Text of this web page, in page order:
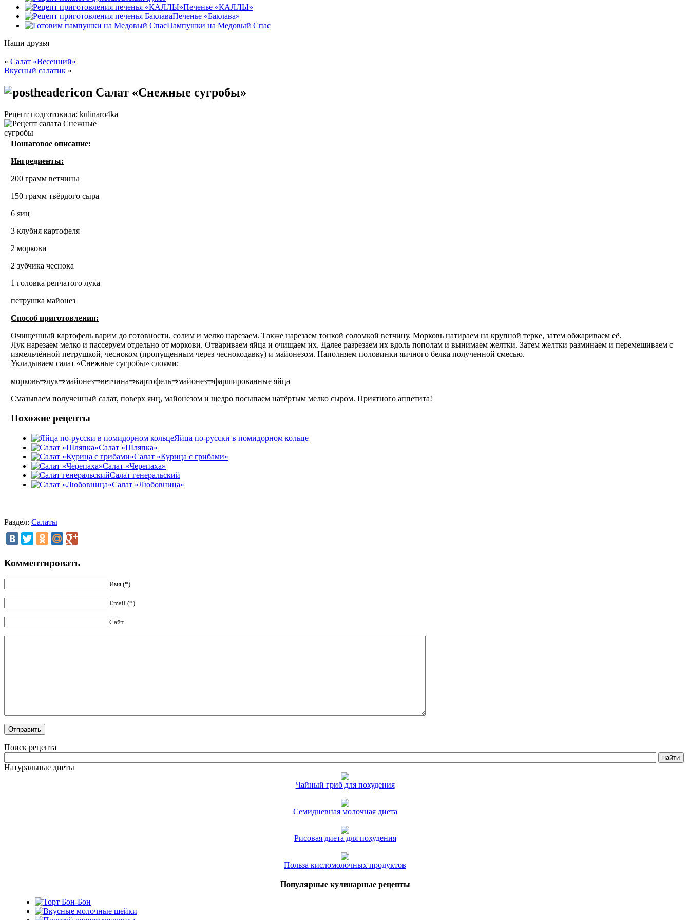
Печенье «КАЛЛЫ»
Печенье «Баклава»
Пампушки на Медовый Спас
Наши друзья
« Салат «Весенний»
Вкусный салатик »
Салат «Снежные сугробы»
Рецепт подготовила: kulinaro4ka
Пошаговое описание:
Ингредиенты:
200 грамм ветчины
150 грамм твёрдого сыра
6 яиц
3 клубня картофеля
2 моркови
2 зубчика чеснока
1 головка репчатого лука
петрушка майонез
Способ приготовления:
Очищенный картофель варим до готовности, солим и мелко нарезаем. Также нарезаем тонкой соломкой ветчину. Морковь натираем на крупной терке, затем обжариваем её.
Лук нарезаем мелко и пассеруем отдельно от моркови. Отвариваем яйца и очищаем их. Далее разрезаем их вдоль пополам и вынимаем желтки. Затем желтки разминаем и перемешиваем с
измельчённой петрушкой, чесноком (пропущенным через чеснокодавку) и майонезом. Наполняем половинки яичного белка полученной смесью.
Укладываем салат «Снежные сугробы» слоями:
морковь⇒лук⇒майонез⇒ветчина⇒картофель⇒майонез⇒фаршированные яйца
Смазываем полученный салат, поверх яиц, майонезом и щедро посыпаем натёртым мелко сыром. Приятного аппетита!
Похожие рецепты
Яйца по-русски в помидорном кольце
Салат «Шляпка»
Салат «Курица с грибами»
Салат «Черепаха»
Салат генеральский
Салат «Любовница»
Раздел: Салаты
Комментировать
Имя (*)
Email (*)
Сайт
Поиск рецепта
Натуральные диеты
Чайный гриб для похудения
Семидневная молочная диета
Рисовая диета для похудения
Польза кисломолочных продуктов
Популярные кулинарные рецепты